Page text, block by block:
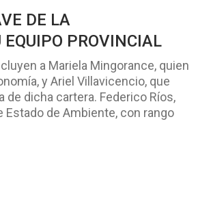
DE LA
PROVINCIAL
a Mariela Mingorance, quien
y Ariel Villavicencio, que
dicha cartera. Federico Ríos,
Estado de Ambiente, con rango